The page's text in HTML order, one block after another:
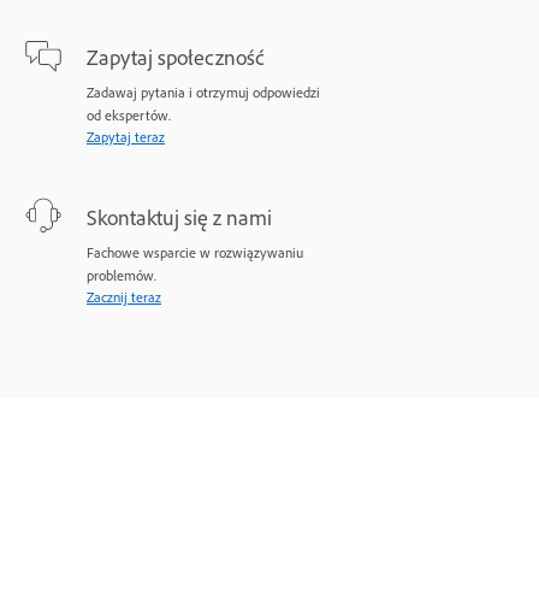
Zapytaj społeczność
Zadawaj pytania i otrzymuj odpowiedzi
od ekspertów.
Zapytaj teraz
Skontaktuj się z nami
Fachowe wsparcie w rozwiązywaniu
problemów.
Zacznij teraz